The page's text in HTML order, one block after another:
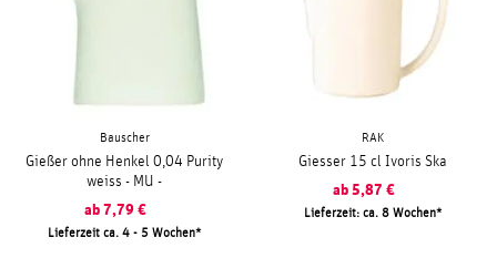
Bauscher
Gießer ohne Henkel 0,04 Purity
weiss - MU -
ab 7,79 €
Lieferzeit ca. 4 - 5 Wochen
RAK
Giesser 15 cl Ivoris Ska
ab 5,87 €
Lieferzeit: ca. 8 Wochen